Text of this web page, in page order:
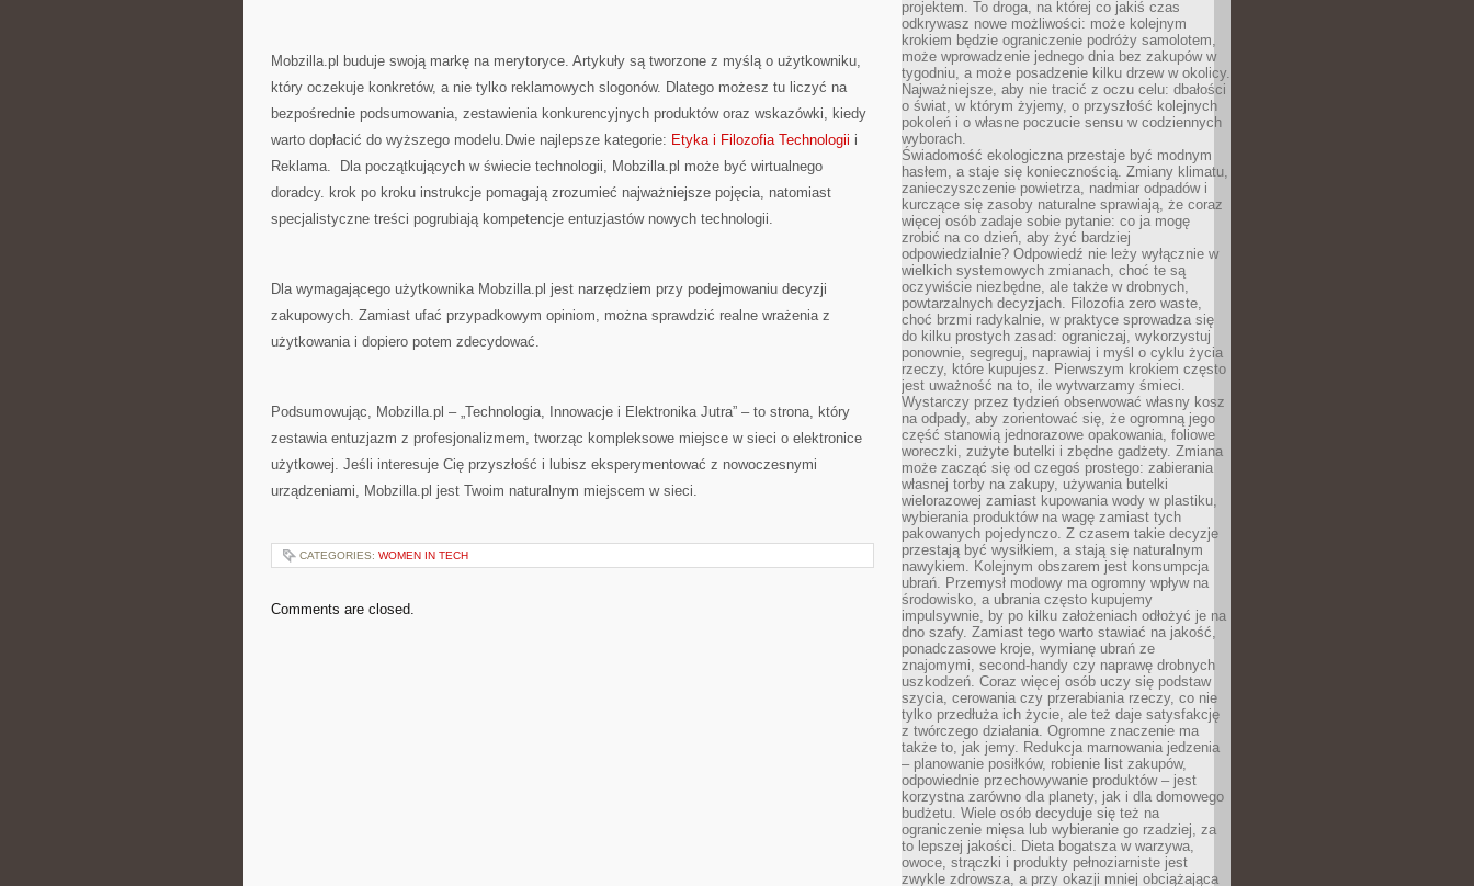
Mobzilla.pl buduje swoją markę na merytoryce. Artykuły są tworzone z myślą o użytkowniku,
który oczekuje konkretów, a nie tylko reklamowych slogonów. Dlatego możesz tu liczyć na
bezpośrednie podsumowania, zestawienia konkurencyjnych produktów oraz wskazówki, kiedy
warto dopłacić do wyższego modelu.Dwie najlepsze kategorie: Etyka i Filozofia Technologii i
Reklama. Dla początkujących w świecie technologii, Mobzilla.pl może być wirtualnego
doradcy. krok po kroku instrukcje pomagają zrozumieć najważniejsze pojęcia, natomiast
specjalistyczne treści pogrubiają kompetencje entuzjastów nowych technologii.
Dla wymagającego użytkownika Mobzilla.pl jest narzędziem przy podejmowaniu decyzji
zakupowych. Zamiast ufać przypadkowym opiniom, można sprawdzić realne wrażenia z
użytkowania i dopiero potem zdecydować.
Podsumowując, Mobzilla.pl – „Technologia, Innowacje i Elektronika Jutra” – to strona, który
zestawia entuzjazm z profesjonalizmem, tworząc kompleksowe miejsce w sieci o elektronice
użytkowej. Jeśli interesuje Cię przyszłość i lubisz eksperymentować z nowoczesnymi
urządzeniami, Mobzilla.pl jest Twoim naturalnym miejscem w sieci.
CATEGORIES: WOMEN IN TECH
Comments are closed.
projektem. To droga, na której co jakiś czas
odkrywasz nowe możliwości: może kolejnym
krokiem będzie ograniczenie podróży samolotem,
może wprowadzenie jednego dnia bez zakupów w
tygodniu, a może posadzenie kilku drzew w okolicy.
Najważniejsze, aby nie tracić z oczu celu: dbałości
o świat, w którym żyjemy, o przyszłość kolejnych
pokoleń i o własne poczucie sensu w codziennych
wyborach.
Świadomość ekologiczna przestaje być modnym
hasłem, a staje się koniecznością. Zmiany klimatu,
zanieczyszczenie powietrza, nadmiar odpadów i
kurczące się zasoby naturalne sprawiają, że coraz
więcej osób zadaje sobie pytanie: co ja mogę
zrobić na co dzień, aby żyć bardziej
odpowiedzialnie? Odpowiedź nie leży wyłącznie w
wielkich systemowych zmianach, choć te są
oczywiście niezbędne, ale także w drobnych,
powtarzalnych decyzjach. Filozofia zero waste,
choć brzmi radykalnie, w praktyce sprowadza się
do kilku prostych zasad: ograniczaj, wykorzystuj
ponownie, segreguj, naprawiaj i myśl o cyklu życia
rzeczy, które kupujesz. Pierwszym krokiem często
jest uważność na to, ile wytwarzamy śmieci.
Wystarczy przez tydzień obserwować własny kosz
na odpady, aby zorientować się, że ogromną jego
część stanowią jednorazowe opakowania, foliowe
woreczki, zużyte butelki i zbędne gadżety. Zmiana
może zacząć się od czegoś prostego: zabierania
własnej torby na zakupy, używania butelki
wielorazowej zamiast kupowania wody w plastiku,
wybierania produktów na wagę zamiast tych
pakowanych pojedynczo. Z czasem takie decyzje
przestają być wysiłkiem, a stają się naturalnym
nawykiem. Kolejnym obszarem jest konsumpcja
ubrań. Przemysł modowy ma ogromny wpływ na
środowisko, a ubrania często kupujemy
impulsywnie, by po kilku założeniach odłożyć je na
dno szafy. Zamiast tego warto stawiać na jakość,
ponadczasowe kroje, wymianę ubrań ze
znajomymi, second-handy czy naprawę drobnych
uszkodzeń. Coraz więcej osób uczy się podstaw
szycia, cerowania czy przerabiania rzeczy, co nie
tylko przedłuża ich życie, ale też daje satysfakcję
z twórczego działania. Ogromne znaczenie ma
także to, jak jemy. Redukcja marnowania jedzenia
– planowanie posiłków, robienie list zakupów,
odpowiednie przechowywanie produktów – jest
korzystna zarówno dla planety, jak i dla domowego
budżetu. Wiele osób decyduje się też na
ograniczenie mięsa lub wybieranie go rzadziej, za
to lepszej jakości. Dieta bogatsza w warzywa,
owoce, strączki i produkty pełnoziarniste jest
zwykle zdrowsza, a przy okazji mniej obciążająca